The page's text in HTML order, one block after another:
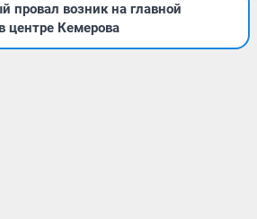
провал возник на главной
центре Кемерова